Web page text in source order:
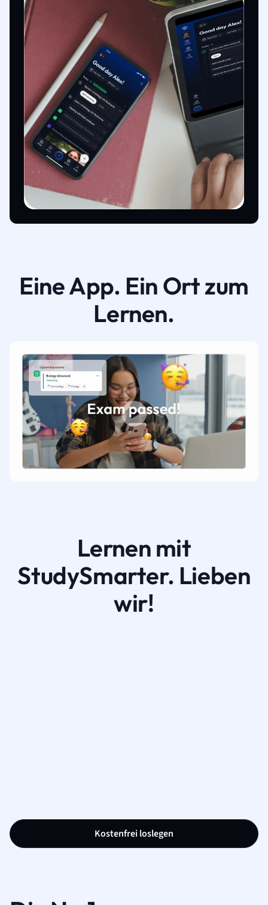
Eine App. Ein Ort zum
Lernen.
Lernen mit
StudySmarter. Lieben
wir!
Kostenfrei loslegen